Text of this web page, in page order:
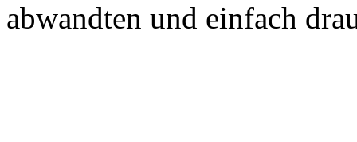
abwandten und einfach